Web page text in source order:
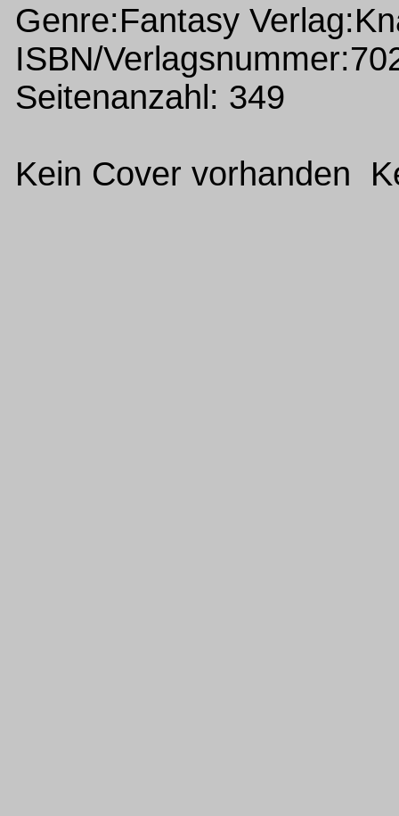
Genre:Fantasy
ISBN/
Seitenanzahl: 349
Kein Cover vorhanden